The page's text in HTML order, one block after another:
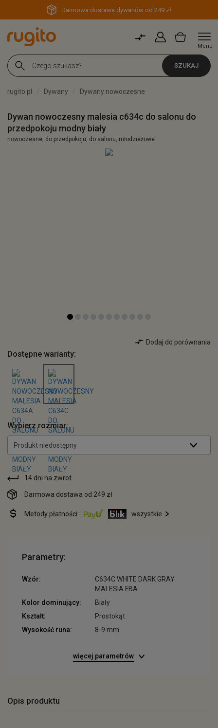
Darmowa dostawa dywanów od 249 zł
Menu
SZUKAJ
rugito.pl Dywany Dywany nowoczesne
Dywan nowoczesny malesia c634c do salonu do
przedpokoju modny biały
nowoczesne, do przedpokoju, do salonu, młodzieżowe
Dodaj do porównania
Dostępne warianty:
Wybierz rozmiar:
Produkt niedostępny
14 dni na zwrot
Darmowa dostawa od 249 zł
Metody płatności: wszystkie
Parametry:
Wzór:
C634C WHITE DARK GRAY
MALESIA FBA
Kolor dominujący:
Biały
Kształt:
Prostokąt
Wysokość runa:
8-9 mm
więcej parametrów
Opis produktu